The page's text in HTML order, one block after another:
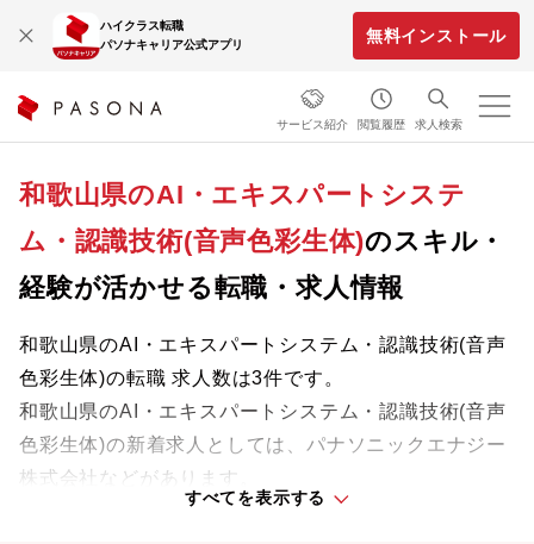
ハイクラス転職
パソナキャリア公式アプリ
無料インストール
サービス紹介 閲覧履歴 求人検索
和歌山県のAI・エキスパートシステ
ム・認識技術(音声色彩生体)のスキル・
経験が活かせる転職・求人情報
和歌山県のAI・エキスパートシステム・認識技術(音声
色彩生体)の転職 求人数は3件です。
和歌山県のAI・エキスパートシステム・認識技術(音声
色彩生体)の新着求人としては、パナソニックエナジー
株式会社などがあります。
成長中の企業や地域に根ざした企業など、新たなステ
すべてを表示する